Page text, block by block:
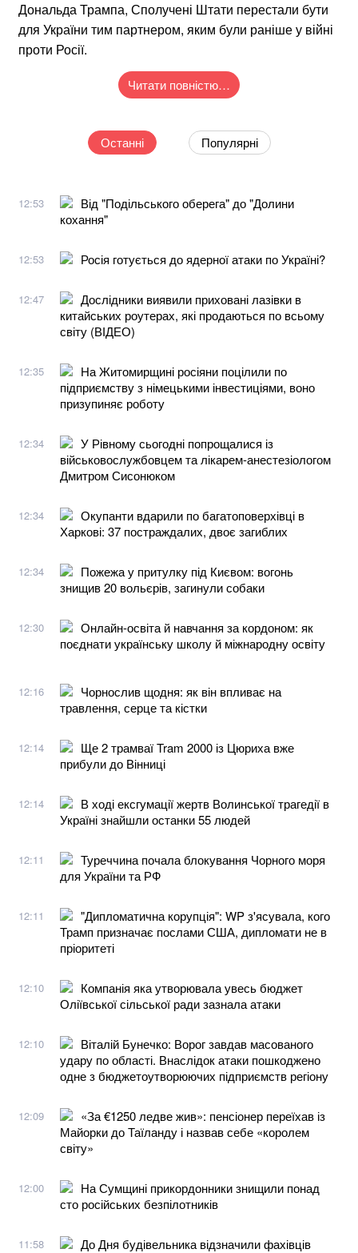
Дональда Трампа, Сполучені Штати перестали бути
для України тим партнером, яким були раніше у війні
проти Росії.
Читати повністю…
Останні Популярні
12:53
Від "Подільського оберега" до "Долини
кохання"
12:53 Росія готується до ядерної атаки по Україні?
12:47
Дослідники виявили приховані лазівки в
китайських роутерах, які продаються по всьому
світу (ВІДЕО)
12:35
На Житомирщині росіяни поцілили по
підприємству з німецькими інвестиціями, воно
призупиняє роботу
12:34
У Рівному сьогодні попрощалися із
військовослужбовцем та лікарем-анестезіологом
Дмитром Сисонюком
12:34
Окупанти вдарили по багатоповерхівці в
Харкові: 37 постраждалих, двоє загиблих
12:34
Пожежа у притулку під Києвом: вогонь
знищив 20 вольєрів, загинули собаки
12:30
Онлайн-освіта й навчання за кордоном: як
поєднати українську школу й міжнародну освіту
12:16
Чорнослив щодня: як він впливає на
травлення, серце та кістки
12:14
Ще 2 трамваї Tram 2000 із Цюриха вже
прибули до Вінниці
12:14
В ході ексгумації жертв Волинської трагедії в
Україні знайшли останки 55 людей
12:11
Туреччина почала блокування Чорного моря
для України та РФ
12:11
"Дипломатична корупція": WP з'ясувала, кого
Трамп призначає послами США, дипломати не в
пріоритеті
12:10
Компанія яка утворювала увесь бюджет
Оліївської сільської ради зазнала атаки
12:10
Віталій Бунечко: Ворог завдав масованого
удару по області. Внаслідок атаки пошкоджено
одне з бюджетоутворюючих підприємств регіону
12:09
«За €1250 ледве жив»: пенсіонер переїхав із
Майорки до Таїланду і назвав себе «королем
світу»
12:00
На Сумщині прикордонники знищили понад
сто російських безпілотників
11:58
До Дня будівельника відзначили фахівців